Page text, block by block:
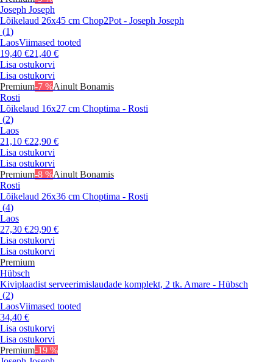
Joseph Joseph
Lõikelaud 26x45 cm Chop2Pot - Joseph Joseph
(1)
LaosViimased tooted
19,40 €21,40 €
Lisa ostukorvi
Lisa ostukorvi
Premium-7 %Ainult Bonamis
Rosti
Lõikelaud 16x27 cm Choptima - Rosti
(2)
Laos
21,10 €22,90 €
Lisa ostukorvi
Lisa ostukorvi
Premium-8 %Ainult Bonamis
Rosti
Lõikelaud 26x36 cm Choptima - Rosti
(4)
Laos
27,30 €29,90 €
Lisa ostukorvi
Lisa ostukorvi
Premium
Hübsch
Kiviplaadist serveerimislaudade komplekt, 2 tk. Amare - Hübsch
(2)
LaosViimased tooted
34,40 €
Lisa ostukorvi
Lisa ostukorvi
Premium-19 %